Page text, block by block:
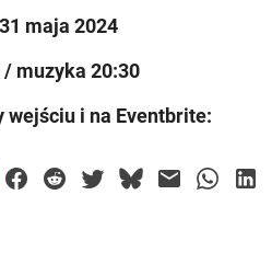
maja 2024
/ muzyka 20:30
wejściu i na Eventbrite: